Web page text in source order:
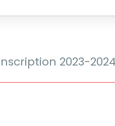
2023-2024